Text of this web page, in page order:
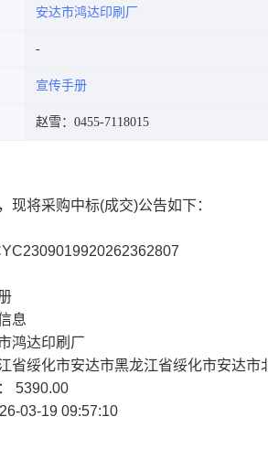
安达市鸿达印刷厂
宣传手册
赵雪：0455-7118015
现将采购中标(成交)公告如下：
息
鸿达印刷厂
省绥化市安达市黑龙江省绥化市安达市
5390.00
03-19 09:57:10